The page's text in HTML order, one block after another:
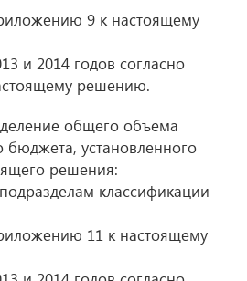
9 к настоящему
и 2014 годов согласно
решению.
общего объема
бюджета, установленного
решения:
классификации
11 к настоящему